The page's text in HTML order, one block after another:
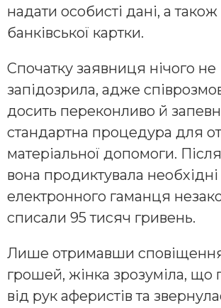
надати особисті дані, а також
банківської картки.
Спочатку заявниця нічого не
запідозрила, адже
досить переконливо й
стандартна процедура для
матеріальної допомоги.
вона продиктувала необхідні
електронного гаманця
списали 95 тисяч гривень.
Лише отримавши
грошей, жінка зрозуміла, що
від рук аферистів та